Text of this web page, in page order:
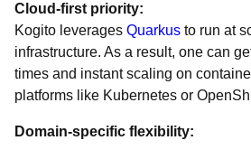
Cloud-first priority:
Kogito leverages Quarkus to run at
infrastructure. As a result, one can
times and instant scaling on
platforms like Kubernetes or
Domain-specific flexibility: